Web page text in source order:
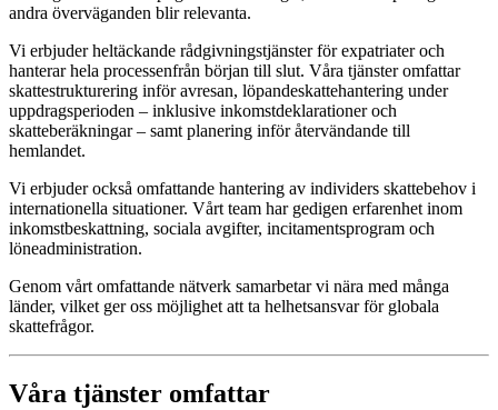
andra överväganden blir relevanta.
Vi erbjuder heltäckande rådgivningstjänster för expatriater och
hanterar hela processenfrån början till slut. Våra tjänster omfattar
skattestrukturering inför avresan, löpandeskattehantering under
uppdragsperioden – inklusive inkomstdeklarationer och
skatteberäkningar – samt planering inför återvändande till
hemlandet.
Vi erbjuder också omfattande hantering av individers skattebehov i
internationella situationer. Vårt team har gedigen erfarenhet inom
inkomstbeskattning, sociala avgifter, incitamentsprogram och
löneadministration.
Genom vårt omfattande nätverk samarbetar vi nära med många
länder, vilket ger oss möjlighet att ta helhetsansvar för globala
skattefrågor.
Våra tjänster omfattar